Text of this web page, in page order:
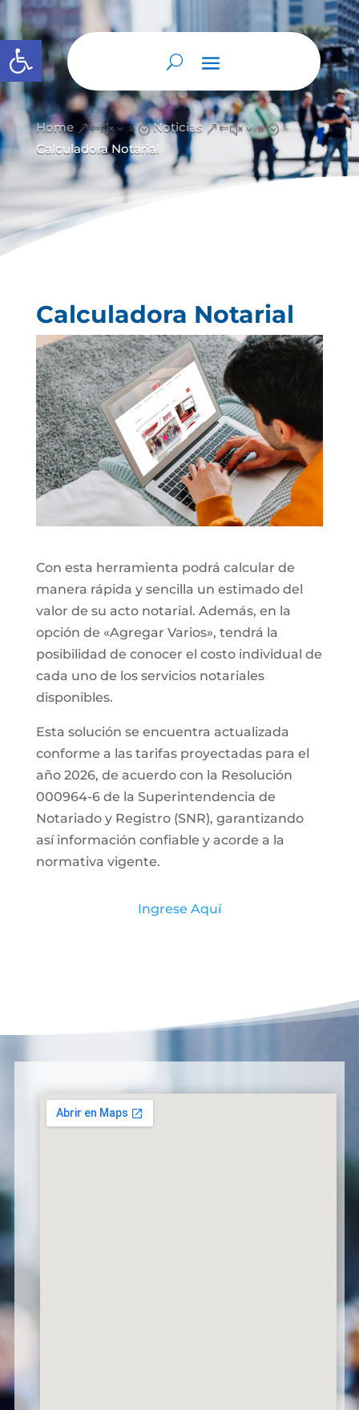
Abrir barra de herramientas
Home &#x39; Noticias &#x39;
Calculadora Notarial
Calculadora Notarial
Con esta herramienta podrá calcular de
manera rápida y sencilla un estimado del
valor de su acto notarial. Además, en la
opción de «Agregar Varios», tendrá la
posibilidad de conocer el costo individual de
cada uno de los servicios notariales
disponibles.
Esta solución se encuentra actualizada
conforme a las tarifas proyectadas para el
año 2026, de acuerdo con la Resolución
000964-6 de la Superintendencia de
Notariado y Registro (SNR), garantizando
así información confiable y acorde a la
normativa vigente.
Ingrese Aquí